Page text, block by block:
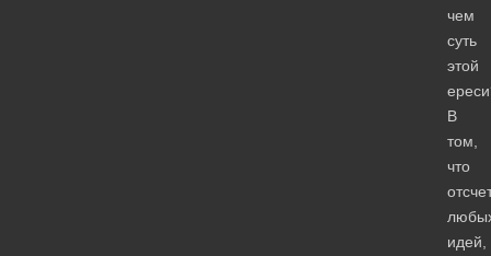
чем
суть
этой
В
том,
что
идей,